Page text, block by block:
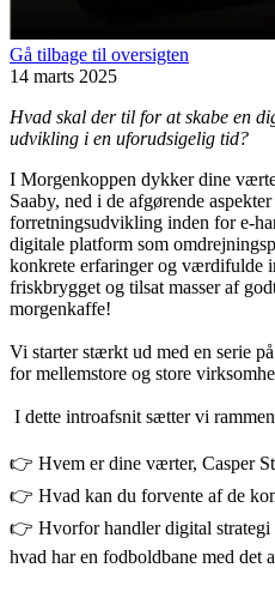
Gå tilbage til oversigten
14 marts 2025
Hvad skal der til for at skabe en
udvikling i en uforudsigelig tid?
I Morgenkoppen dykker dine
Saaby, ned i de afgørende
forretningsudvikling inden for e-
digitale platform som
konkrete erfaringer og værdifulde
friskbrygget og tilsat masser af
morgenkaffe!
Vi starter stærkt ud med en serie
for mellemstore og store
I dette introafsnit sætter vi
👉 Hvem er dine værter, Casper
👉 Hvad kan du forvente af de
👉 Hvorfor handler digital strategi
hvad har en fodboldbane med det